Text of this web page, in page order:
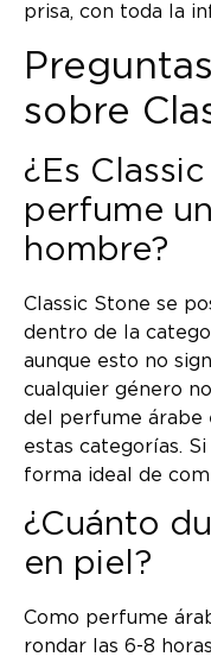
prisa, con toda la
sobre
¿Es
perfume
hombre?
Classic Stone se
dentro de la
aunque esto no
cualquier género
del perfume árabe
estas categorías.
forma ideal de
¿Cuánto
en piel?
Como perfume
rondar las 6-8